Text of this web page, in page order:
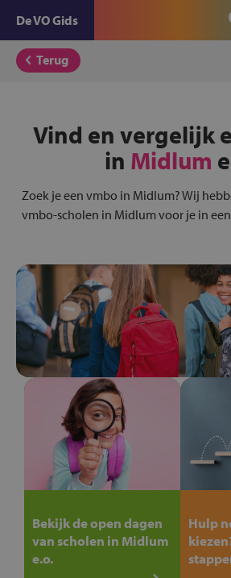
De VO Gids
Terug
Vind en vergelijk
in Midlum
Zoek je een vmbo in Midlum? Wij
vmbo-scholen in Midlum voor je in
Bekijk de open dagen
van scholen in Midlum
e.o.
Hulp